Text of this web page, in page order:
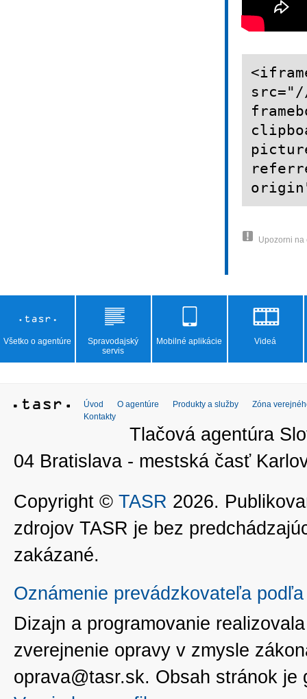
src="//
Upozorni na
Všetko o agentúre
Spravodajský
servis
Mobilné aplikácie Videá
Úvod O agentúre Produkty a služby
Zóna
Kontakty
Tlačová agentúra
04 Bratislava - mestská časť
Copyright © TASR 2026.
zdrojov TASR je bez
zakázané.
Oznámenie prevádzkovateľa
Dizajn a programovanie
zverejnenie opravy v zmysle
oprava@tasr.sk. Obsah stránok